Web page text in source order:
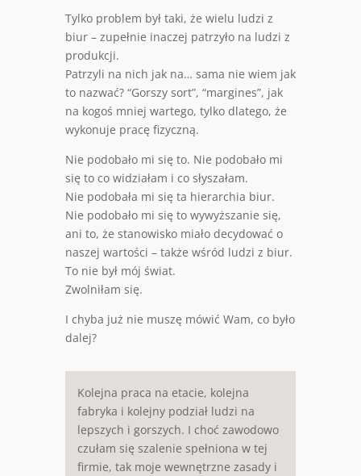
Tylko problem był taki, że wielu ludzi z
biur – zupełnie inaczej patrzyło na ludzi z
produkcji.
Patrzyli na nich jak na… sama nie wiem jak
to nazwać? “Gorszy sort”, “margines”, jak
na kogoś mniej wartego, tylko dlatego, że
wykonuje pracę fizyczną.
Nie podobało mi się to. Nie podobało mi
się to co widziałam i co słyszałam.
Nie podobała mi się ta hierarchia biur.
Nie podobało mi się to wywyższanie się,
ani to, że stanowisko miało decydować o
naszej wartości – także wśród ludzi z biur.
To nie był mój świat.
Zwolniłam się.
I chyba już nie muszę mówić Wam, co było
dalej?
Kolejna praca na etacie, kolejna
fabryka i kolejny podział ludzi na
lepszych i gorszych. I choć zawodowo
czułam się szalenie spełniona w tej
firmie, tak moje wewnętrzne zasady i